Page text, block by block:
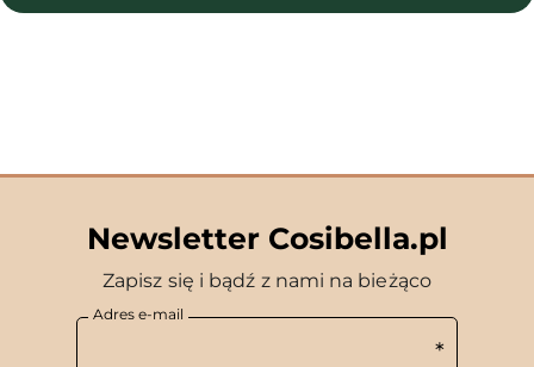
Newsletter Cosibella.pl
Zapisz się i bądź z nami na bieżąco
Adres e-mail